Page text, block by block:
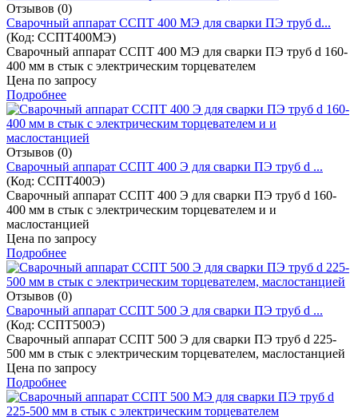
Отзывов (0)
Cварочный аппарат ССПТ 400 МЭ для сварки ПЭ труб d...
(Код: ССПТ400МЭ)
Cварочный аппарат ССПТ 400 МЭ для сварки ПЭ труб d 160-
400 мм в стык с электрическим торцевателем
Цена по запросу
Подробнее
Отзывов (0)
Cварочный аппарат ССПТ 400 Э для сварки ПЭ труб d ...
(Код: ССПТ400Э)
Cварочный аппарат ССПТ 400 Э для сварки ПЭ труб d 160-
400 мм в стык с электрическим торцевателем и и
маслостанцией
Цена по запросу
Подробнее
Отзывов (0)
Cварочный аппарат ССПТ 500 Э для сварки ПЭ труб d ...
(Код: ССПТ500Э)
Cварочный аппарат ССПТ 500 Э для сварки ПЭ труб d 225-
500 мм в стык с электрическим торцевателем, маслостанцией
Цена по запросу
Подробнее